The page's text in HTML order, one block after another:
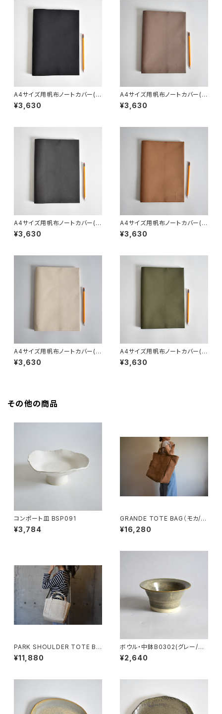
A4サイズ用帆布ノートカバー(ブ
ラック)
¥3,630
A4サイズ用帆布ノートカバー(マ
ットブラウン)
¥3,630
A4サイズ用帆布ノートカバー(チ
ャコール/グレー)
¥3,630
A4サイズ用帆布ノートカバー(モ
カ/ベージュ)
¥3,630
A4サイズ用帆布ノートカバー(キ
ナリ)
¥3,630
A4サイズ用帆布ノートカバー(オ
リーブ/カーキ)
¥3,630
その他の商品
コンポート皿 BSP091
¥3,784
GRANDE TOTE BAG（モカ/ベ
ージュ）
¥16,280
PARK SHOULDER TOTE BA
G (キナリ)
¥11,880
ボウル・中鉢B0302(グレー/ベ
ージュ)
¥2,640